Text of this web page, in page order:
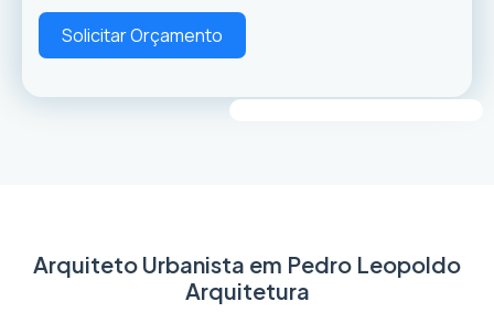
Solicitar Orçamento
Arquiteto Urbanista em Pedro Leopoldo
Arquitetura